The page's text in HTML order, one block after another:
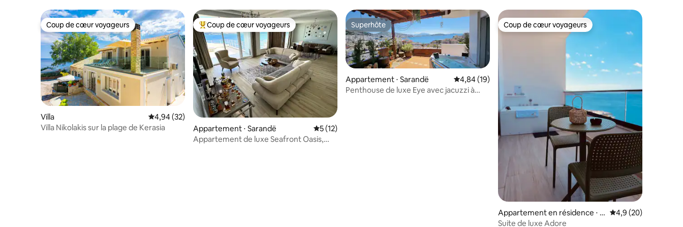
Coup de cœur voyageurs
Coup de cœur voyageurs
Villa Évaluation moyenne sur la base de 32 commentaires : 4,94 sur 5
4,94 (32)
Villa Nikolakis sur la plage de Kerasia
Coups de cœur voyageurs les plus appréciés
Coup de cœur voyageurs
Appartement ⋅ Sarandë Évaluation moyenne sur la base de 12 commentaires : 5 sur 5
5 (12)
Appartement de luxe Seafront Oasis,
Superhôte
Superhôte
Appartement ⋅ Sarandë Évaluation moyenne sur la base de 19 commentaires : 4,84 sur 5
4,84 (19)
Penthouse de luxe Eye avec jacuzzi à
Coup de cœur voyageurs
Coup de cœur voyageurs
Appartement en résidence ⋅ S
arandë
Évaluation moyenne
4,9 (20)
Suite de luxe Adore